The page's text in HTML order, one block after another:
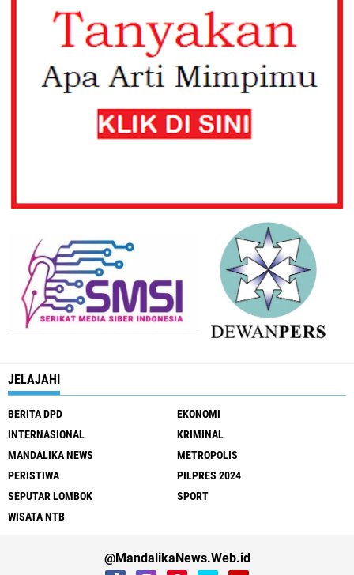
JELAJAHI
BERITA DPD
EKONOMI
INTERNASIONAL
KRIMINAL
MANDALIKA NEWS
METROPOLIS
PERISTIWA
PILPRES 2024
SEPUTAR LOMBOK
SPORT
WISATA NTB
@MandalikaNews.Web.id